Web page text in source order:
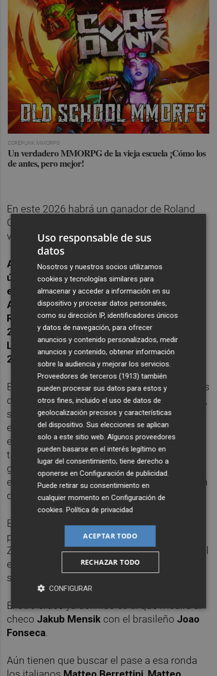
COREPUNK MMORPG
Un verdadero MMORPG de la vieja escuela ¡Cómo los
de antes, pero mejor!
En este 2026 habrá un ganador de Roland
Garros inédito y también lo será como
vencedor de uno de los grandes.
Alcaraz y Sinner se repartieron los nueve
últimos major pues el de El Palmar venció
en el Abierto de Australia 2026, en el
Abierto de Estados Unidos 2025 y en
Roland Garros 2024 y 2025 y en Wimbledon
2024 y el de San Cándido se impuso en
Londres en 2025, en Melbourne en 2024 y
2025 y en Nueva York en 2024
Es más, en todas esas finales, además de los
dos grandes dominadores del tenis mundial,
sólo Djokovic, el alemánAlexander Zverev
y
el rusoDaniil Medvedev, en las tres últimas
ediciones del Australian Open; el balcánico
también en Wimbledon hace dos años; el
germano en Roland Garros hace dos años; y
el estadounidenseTaylor Fritzen el US Open
de 2024, pisaron la final de un major.
En este Roland Garros el principal favorito
para llevarse la Copa de los Mosqueteros es
Zverev, quien se medirá en cuartos de final al
español
Rafa Jódar, una de las grandes
sensaciones del torneo.
El otro cruce ya definido es el que medirá al
checo Jakub Mensik con el brasileño Joao
Fonseca.
Aún tienen que buscar el pase a esa ronda
Uso responsable de sus
datos
Nosotros y nuestros socios utilizamos
cookies y tecnologías similares para
almacenar y acceder a información en su
dispositivo y procesar datos personales,
como su dirección IP, identificadores únicos
y datos de navegación, para ofrecer
anuncios y contenido personalizados, medir
anuncios y contenido, obtener información
sobre la audiencia y mejorar los servicios.
Proveedores de terceros (1913) también
pueden procesar sus datos para estos y
otros fines, incluido el uso de datos de
geolocalización precisos y características
del dispositivo. Sus elecciones se aplican
solo a este sitio web. Algunos proveedores
pueden basarse en el interés legítimo en
lugar del consentimiento; tiene derecho a
oponerse enConfiguración de publicidad
Puede retirar su consentimiento en
cualquier momento enConfiguración de
cookies .Política de privacidad
ACEPTAR TODO
RECHAZAR TODO
CONFIGURAR